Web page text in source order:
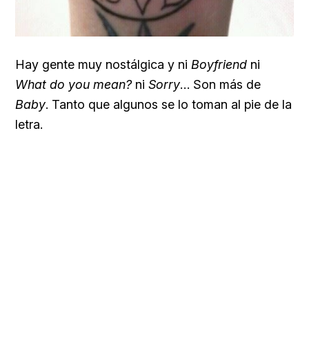
Hay gente muy nostálgica y ni Boyfriend ni
What do you mean?ni Sorry… Son más de
Baby. Tanto que algunos se lo toman al pie de la
letra.